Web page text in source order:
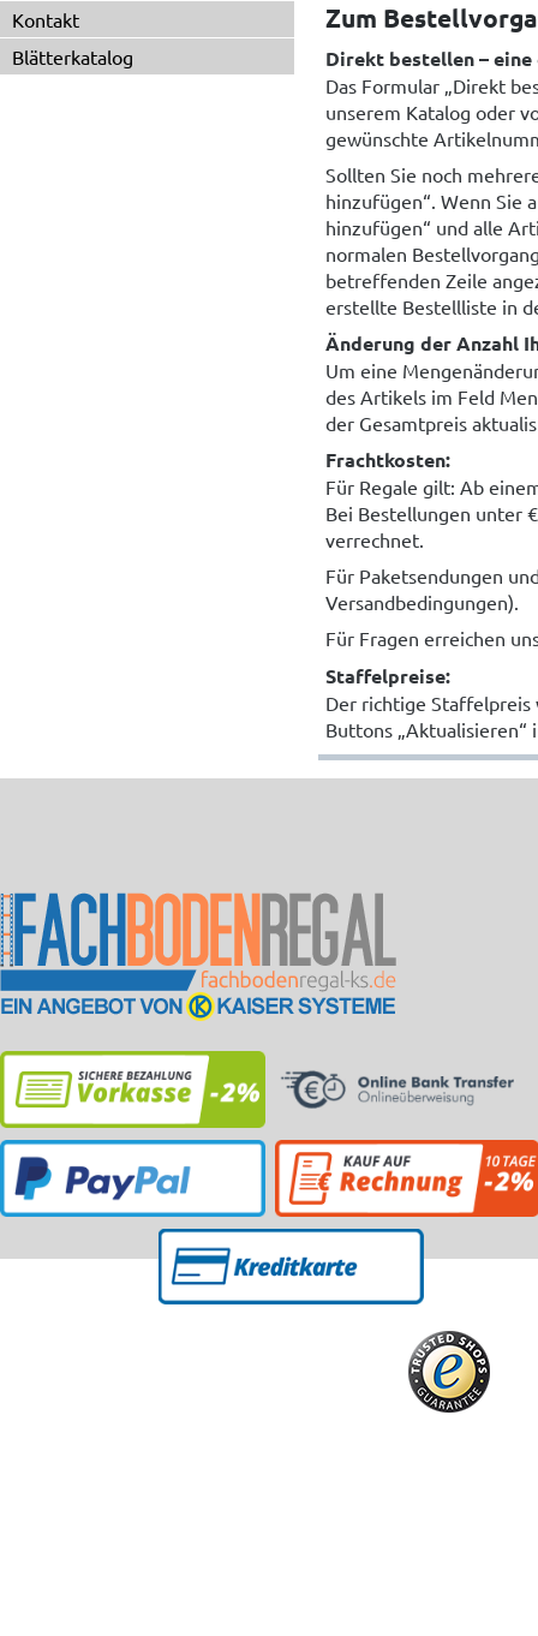
Kontakt
Blätterkatalog
Zum
Direkt bestellen –
Das Formular „Direkt
unserem Katalog oder
gewünschte
Sollten Sie noch
hinzufügen“. Wenn Sie
hinzufügen“ und alle
normalen
betreffenden Zeile
erstellte Bestellliste in
Änderung der Anzahl
Um eine
des Artikels im Feld
der Gesamtpreis
Frachtkosten:
Für Regale gilt: Ab
Bei Bestellungen unter
verrechnet.
Für Paketsendungen
Versandbedingungen).
Für Fragen erreichen
Staffelpreise:
Der richtige Staffelpreis
Buttons